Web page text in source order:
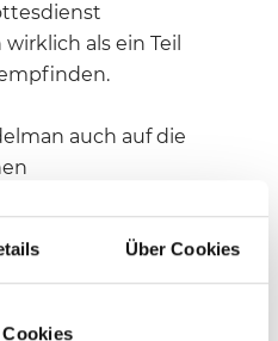
Über Cookies
wirklich als ein Teil
auch auf die
dieser neuen Form
körperlichen
als